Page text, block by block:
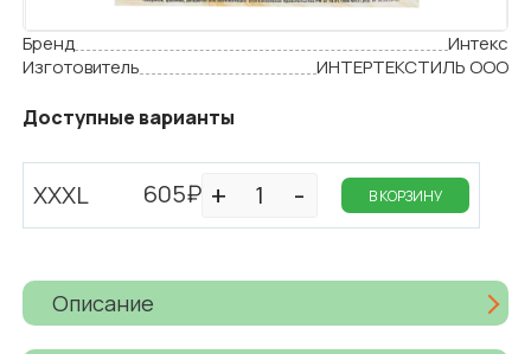
Бренд
Интекс
Изготовитель
ИНТЕРТЕКСТИЛЬ ООО
Доступные варианты
XXXL 605₽ В КОРЗИНУ
Описание